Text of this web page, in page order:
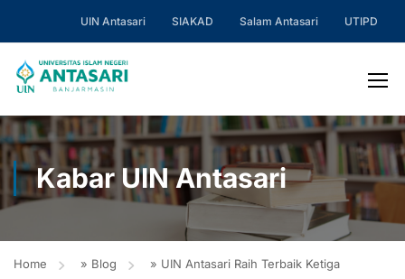
UIN Antasari SIAKAD Salam Antasari UTIPD
Kabar UIN Antasari
Home » Blog » UIN Antasari Raih Terbaik Ketiga